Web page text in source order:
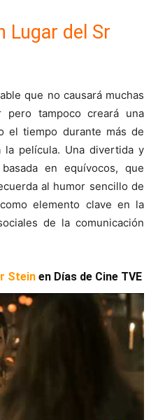
Lugar del Sr
que no causará muchas
pero tampoco creará una
el tiempo durante más de
película. Una divertida y
en equívocos, que
al humor sencillo de
elemento clave en la
de la comunicación
Stein en Días de Cine TVE